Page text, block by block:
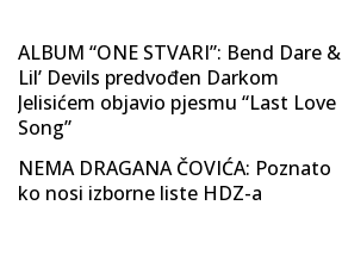
ALBUM “ONE STVARI”: Bend Dare &
Lil’ Devils predvođen Darkom
Jelisićem objavio pjesmu “Last Love
Song”
NEMA DRAGANA ČOVIĆA: Poznato
ko nosi izborne liste HDZ-a